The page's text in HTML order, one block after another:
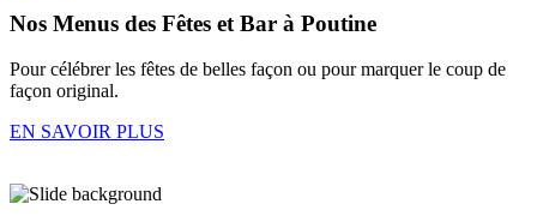
Nos Menus des Fêtes et Bar à Poutine
Pour célébrer les fêtes de belles façon ou pour marquer le coup de
façon original.
EN SAVOIR PLUS